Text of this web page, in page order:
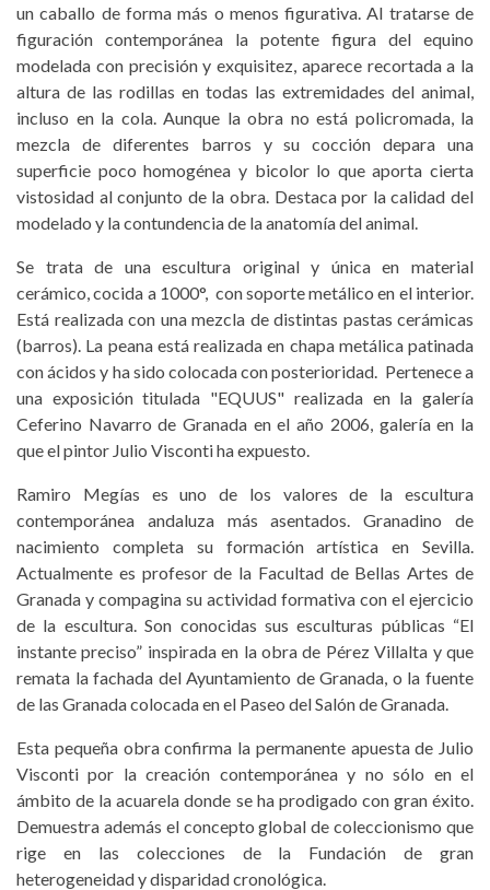
un caballo de forma más o menos figurativa. Al tratarse de
figuración contemporánea la potente figura del equino
modelada con precisión y exquisitez, aparece recortada a la
altura de las rodillas en todas las extremidades del animal,
incluso en la cola. Aunque la obra no está policromada, la
mezcla de diferentes barros y su cocción depara una
superficie poco homogénea y bicolor lo que aporta cierta
vistosidad al conjunto de la obra. Destaca por la calidad del
modelado y la contundencia de la anatomía del animal.
Se trata de una escultura original y única en material
cerámico, cocida a 1000°, con soporte metálico en el interior.
Está realizada con una mezcla de distintas pastas cerámicas
(barros). La peana está realizada en chapa metálica patinada
con ácidos y ha sido colocada con posterioridad. Pertenece a
una exposición titulada "EQUUS" realizada en la galería
Ceferino Navarro de Granada en el año 2006, galería en la
que el pintor Julio Visconti ha expuesto.
Ramiro Megías es uno de los valores de la escultura
contemporánea andaluza más asentados. Granadino de
nacimiento completa su formación artística en Sevilla.
Actualmente es profesor de la Facultad de Bellas Artes de
Granada y compagina su actividad formativa con el ejercicio
de la escultura. Son conocidas sus esculturas públicas “El
instante preciso” inspirada en la obra de Pérez Villalta y que
remata la fachada del Ayuntamiento de Granada, o la fuente
de las Granada colocada en el Paseo del Salón de Granada.
Esta pequeña obra confirma la permanente apuesta de Julio
Visconti por la creación contemporánea y no sólo en el
ámbito de la acuarela donde se ha prodigado con gran éxito.
Demuestra además el concepto global de coleccionismo que
rige en las colecciones de la Fundación de gran
heterogeneidad y disparidad cronológica.